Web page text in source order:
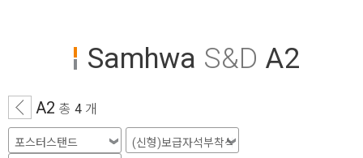
Samhwa S&D A2
A2 총 4 개